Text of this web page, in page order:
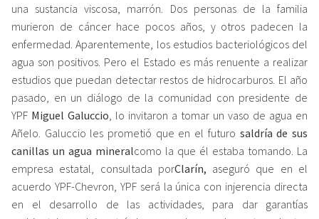
una sustancia viscosa, marrón. Dos personas de la familia
murieron de cáncer hace pocos años, y otros padecen la
enfermedad. Aparentemente, los estudios bacteriológicos del
agua son positivos. Pero el Estado es más renuente a realizar
estudios que puedan detectar restos de hidrocarburos. El año
pasado, en un diálogo de la comunidad con presidente de
YPF Miguel Galuccio , lo invitaron a tomar un vaso de agua en
Añelo. Galuccio les prometió que en el futuro saldría de sus
canillas un agua mineralcomo la que él estaba tomando. La
empresa estatal, consultada porClarín, aseguró que en el
acuerdo YPF-Chevron, YPF será la única con injerencia directa
en el desarrollo de las actividades, para dar garantías